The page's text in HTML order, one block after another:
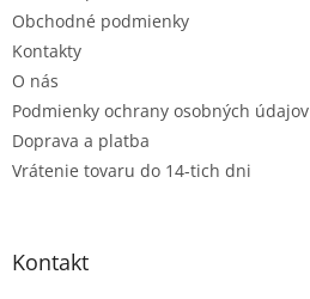
Obchodné podmienky
Kontakty
O nás
Podmienky ochrany osobných údajov
Doprava a platba
Vrátenie tovaru do 14-tich dni
Kontakt